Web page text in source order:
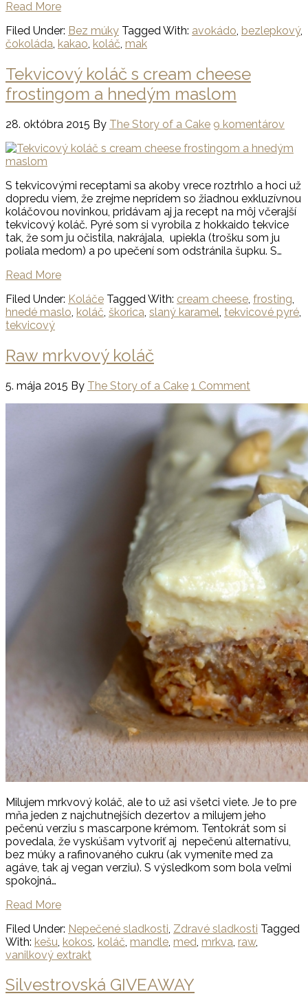
Read More
Filed Under: Bez múky Tagged With: avokádo, bezlepkový,
čokoláda, kakao, koláč, mak
Tekvicový koláč s cream cheese
frostingom a hnedým maslom
28. októbra 2015 By The Story of a Cake 9 komentárov
S tekvicovými receptami sa akoby vrece roztrhlo a hoci už
dopredu viem, že zrejme neprídem so žiadnou exkluzívnou
koláčovou novinkou, pridávam aj ja recept na môj včerajší
tekvicový koláč. Pyré som si vyrobila z hokkaido tekvice
tak, že som ju očistila, nakrájala, upiekla (trošku som ju
poliala medom) a po upečení som odstránila šupku. S…
Read More
Filed Under: Koláče Tagged With: cream cheese frosting
hnedé maslo koláč škorica slaný karamel tekvicové pyré
tekvicový
Raw mrkvový koláč
5. mája 2015 By The Story of a Cake 1 Comment
Milujem mrkvový koláč, ale to už asi všetci viete. Je to pre
mňa jeden z najchutnejších dezertov a milujem jeho
pečenú verziu s mascarpone krémom. Tentokrát som si
povedala, že vyskúšam vytvoriť aj nepečenú alternatívu,
bez múky a rafinovaného cukru (ak vymeníte med za
agáve, tak aj vegan verziu). S výsledkom som bola veľmi
spokojná…
Read More
Filed Under: Nepečené sladkosti Zdravé sladkosti Tagged
With: kešu kokos koláč mandle med mrkva raw,
vanilkový extrakt
Silvestrovská GIVEAWAY